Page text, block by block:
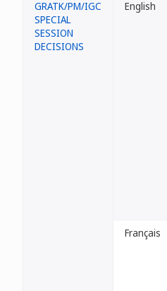
GRATK/PM/IGC
SPECIAL
SESSION
DECISIONS
English
Français